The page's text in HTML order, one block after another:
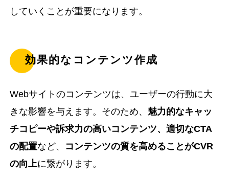
していくことが重要になります。
効果的なコンテンツ作成
Webサイトのコンテンツは、ユーザーの行動に大
きな影響を与えます。そのため、 魅力的なキャッ
チコピーや訴求力の高いコンテンツ、適切なCTA
の配置など、 コンテンツの質を高めることがCVR
の向上に繋がります。